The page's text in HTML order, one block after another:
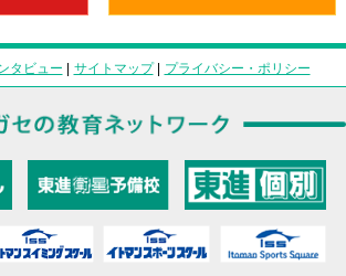
タビュー | サイトマップ| プライバシー・ポリシー